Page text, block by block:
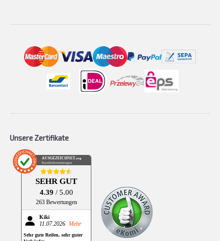
Unsere Zertifikate
AUSGEZEICHNET .org
Kundenbewertungen
SEHR GUT
4.39 / 5.00
263 Bewertungen
Kiki
11.07.2026 Mehr
Sehr gute Reifen, sehr guter